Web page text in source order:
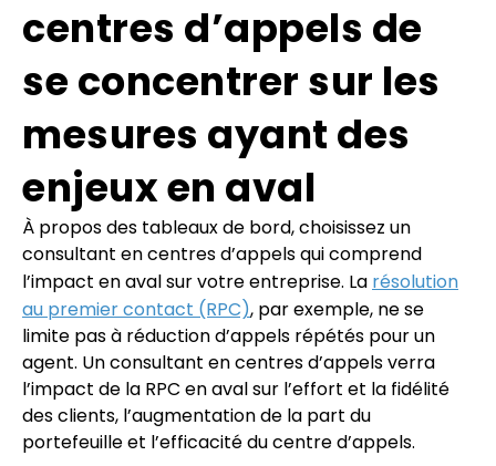
centres d’appels de
se concentrer sur les
mesures ayant des
enjeux en aval
À propos des tableaux de bord, choisissez un
consultant en centres d’appels qui comprend
l’impact en aval sur votre entreprise. La résolution
au premier contact (RPC), par exemple, ne se
limite pas à réduction d’appels répétés pour un
agent. Un consultant en centres d’appels verra
l’impact de la RPC en aval sur l’effort et la fidélité
des clients, l’augmentation de la part du
portefeuille et l’efficacité du centre d’appels.